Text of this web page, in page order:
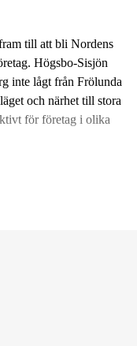
till att bli Nordens
Högsbo-Sisjön
inte lågt från Frölunda
och närhet till stora
för företag i olika